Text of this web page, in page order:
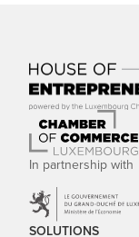
In partnership with
SOLUTIONS